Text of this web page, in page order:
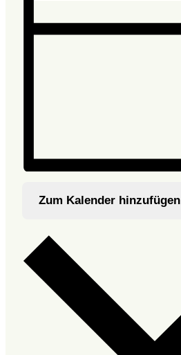
Zum Kalender hinzufügen